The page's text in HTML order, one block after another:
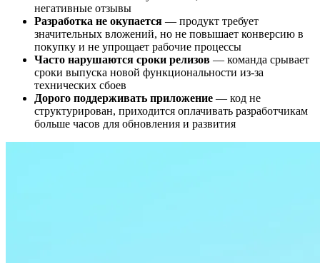
негативные отзывы
Разработка не окупается — продукт требует
значительных вложений, но не повышает конверсию в
покупку и не упрощает рабочие процессы
Часто нарушаются сроки релизов — команда срывает
сроки выпуска новой функциональности из-за
технических сбоев
Дорого поддерживать приложение — код не
структурирован, приходится оплачивать разработчикам
больше часов для обновления и развития